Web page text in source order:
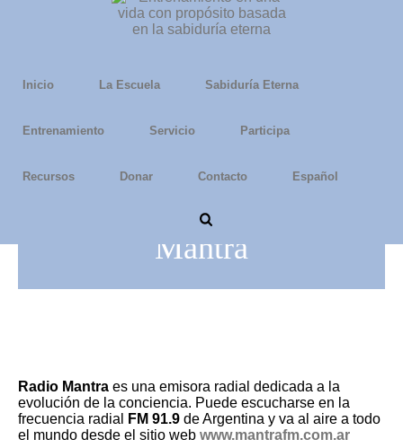
Inicio La Escuela Sabiduría Eterna
Entrenamiento Servicio Participa
Recursos Donar Contacto Español
Transmisiones de Radio
Mantra
Radio Mantra es una emisora radial dedicada a la
evolución de la conciencia. Puede escucharse en la
frecuencia radial
FM 91.9 de Argentina y va al aire a todo
el mundo desde el sitio web www.mantrafm.com.ar